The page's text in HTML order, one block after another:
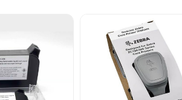
mà mực in Ribbon sẽ là
hoặc mặt ngoài của chất liệu
bảo vệ máy in, chống hao